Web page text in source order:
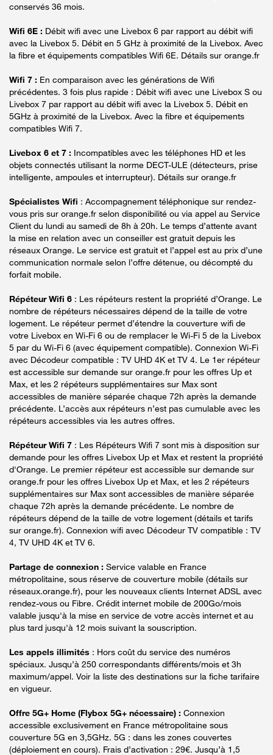
conservés 36 mois.
Wifi 6E : Débit wifi avec une Livebox 6 par rapport au débit wifi
avec la Livebox 5. Débit en 5 GHz à proximité de la Livebox. Avec
la fibre et équipements compatibles Wifi 6E. Détails sur orange.fr
Wifi 7 : En comparaison avec les générations de Wifi
précédentes. 3 fois plus rapide : Débit wifi avec une Livebox S ou
Livebox 7 par rapport au débit wifi avec la Livebox 5. Débit en
5GHz à proximité de la Livebox. Avec la fibre et équipements
compatibles Wifi 7.
Livebox 6 et 7 : Incompatibles avec les téléphones HD et les
objets connectés utilisant la norme DECT-ULE (détecteurs, prise
intelligente, ampoules et interrupteur). Détails sur orange.fr
Spécialistes Wifi : Accompagnement téléphonique sur rendez-
vous pris sur orange.fr selon disponibilité ou via appel au Service
Client du lundi au samedi de 8h à 20h. Le temps d’attente avant
la mise en relation avec un conseiller est gratuit depuis les
réseaux Orange. Le service est gratuit et l’appel est au prix d’une
communication normale selon l’offre détenue, ou décompté du
forfait mobile.
Répéteur Wifi 6 : Les répéteurs restent la propriété d’Orange. Le
nombre de répéteurs nécessaires dépend de la taille de votre
logement. Le répéteur permet d’étendre la couverture wifi de
votre Livebox en Wi-Fi 6 ou de remplacer le Wi-Fi 5 de la Livebox
5 par du Wi-Fi 6 (avec équipement compatible). Connexion Wi-Fi
avec Décodeur compatible : TV UHD 4K et TV 4. Le 1er répéteur
est accessible sur demande sur orange.fr pour les offres Up et
Max, et les 2 répéteurs supplémentaires sur Max sont
accessibles de manière séparée chaque 72h après la demande
précédente. L’accès aux répéteurs n’est pas cumulable avec les
répéteurs accessibles via les autres offres.
Répéteur Wifi 7 : Les Répéteurs Wifi 7 sont mis à disposition sur
demande pour les offres Livebox Up et Max et restent la propriété
d'Orange. Le premier répéteur est accessible sur demande sur
orange.fr pour les offres Livebox Up et Max, et les 2 répéteurs
supplémentaires sur Max sont accessibles de manière séparée
chaque 72h après la demande précédente. Le nombre de
répéteurs dépend de la taille de votre logement (détails et tarifs
sur orange.fr). Connexion wifi avec Décodeur TV compatible : TV
4, TV UHD 4K et TV 6.
Partage de connexion : Service valable en France
métropolitaine, sous réserve de couverture mobile (détails sur
réseaux.orange.fr), pour les nouveaux clients Internet ADSL avec
rendez-vous ou Fibre. Crédit internet mobile de 200Go/mois
valable jusqu'à la mise en service de votre accès internet et au
plus tard jusqu'à 12 mois suivant la souscription.
Les appels illimités : Hors coût du service des numéros
spéciaux. Jusqu’à 250 correspondants différents/mois et 3h
maximum/appel. Voir la liste des destinations sur la fiche tarifaire
en vigueur.
Offre 5G+ Home (Flybox 5G+ nécessaire) : Connexion
accessible exclusivement en France métropolitaine sous
couverture 5G en 3,5GHz. 5G : dans les zones couvertes
(déploiement en cours). Frais d’activation : 29€. Jusqu’à 1,5